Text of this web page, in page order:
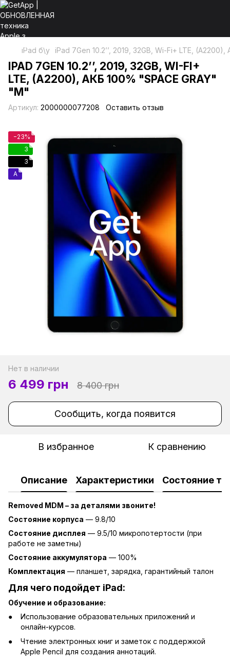
iPad б\у iPad 7Gen 10.2’’, 2019, 32GB, Wi-Fi+ LTE,
IPAD 7GEN 10.2’’, 2019, 32GB, WI-FI+
LTE, (A2200), АКБ 100% "SPACE GRAY"
"М"
Артикул: 2000000077208 Оставить отзыв
−23%
3
3
A
Нет в наличии
6 499 грн 8 400 грн
Сообщить, когда появится
В избранное К сравнению
Описание Характеристики Состояние
Removed MDM – за деталями звоните!
Состояние корпуса — 9.8/10
Состояние дисплея — 9.5/10 микропотертости (при
работе не заметны)
Состояние аккумулятора — 100%
Комплектация — планшет, зарядка, гарантийный талон
Для чего подойдет iPad:
Обучение и образование:
Использование образовательных приложений и
онлайн-курсов.
Чтение электронных книг и заметок с поддержкой
Apple Pencil для создания аннотаций.